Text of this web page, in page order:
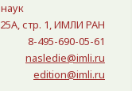
стр. 1, ИМЛИ РАН
8-495-690-05-61
nasledie@imli.ru
edition@imli.ru